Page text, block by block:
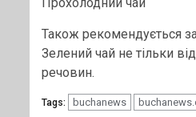
Прохолодний чай
Також рекомендується
Зелений чай не тільки
речовин.
Tags: buchanews